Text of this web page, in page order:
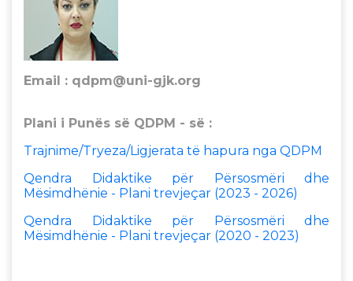
Email : qdpm@uni-gjk.org
Plani i Punës së QDPM - së :
Trajnime/Tryeza/Ligjerata të hapura nga QDPM
Qendra Didaktike për Përsosmëri dhe
Mësimdhënie - Plani trevjeçar (2023 - 2026)
Qendra Didaktike për Përsosmëri dhe
Mësimdhënie - Plani trevjeçar (2020 - 2023)